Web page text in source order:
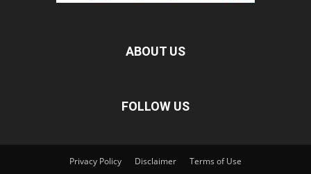
ABOUT US
FOLLOW US
Privacy Policy Disclaimer Terms of Use